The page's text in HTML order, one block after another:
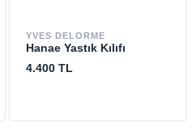
YVES DELORME
Hanae Yastık Kılıfı
4.400 TL